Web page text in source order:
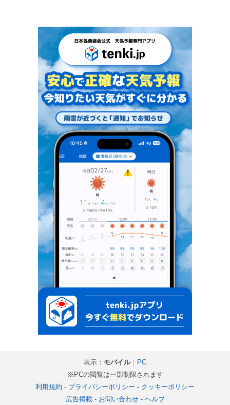
表示： モバイル｜ PC
※PCの閲覧は一部制限されます
利用規約 - プライバシーポリシー - クッキーポリシー
広告掲載- お問い合わせ- ヘルプ